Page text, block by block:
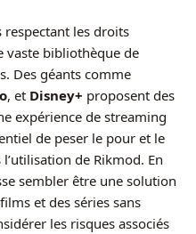
les droits
vaste bibliothèque de
Des géants comme
, et Disney+ proposent des
expérience de streaming
de peser le pour et le
de Rikmod. En
sembler être une solution
et des séries sans
les risques associés